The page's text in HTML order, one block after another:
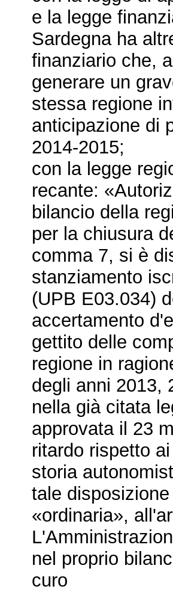
e la legge
Sardegna ha
finanziario che,
generare un
stessa regione
anticipazione di
2014-2015;
con la legge
recante:
bilancio della
per la chiusura
comma 7, si è
stanziamento
(UPB E03.034)
accertamento
gettito delle
regione in
degli anni 2013,
nella già citata
approvata il 23
ritardo rispetto
storia
tale
«ordinaria»,
nel proprio
curo